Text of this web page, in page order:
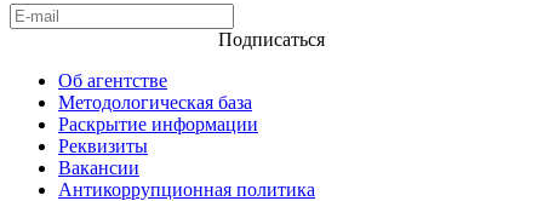
Подписаться
Об агентстве
Методологическая база
Раскрытие информации
Реквизиты
Вакансии
Антикоррупционная политика